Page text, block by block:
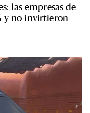
las empresas de
y no invirtieron